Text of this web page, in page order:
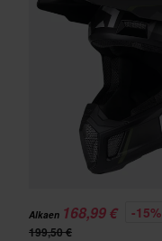
Alkaen 168,99 € -15%
199,50 €